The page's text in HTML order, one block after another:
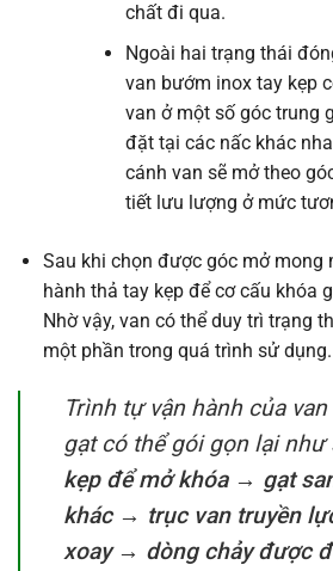
chất đi qua.
Ngoài hai trạng thái
van bướm inox tay kẹp
van ở một số góc trung
đặt tại các nấc khác
cánh van sẽ mở theo
tiết lưu lượng ở mức
Sau khi chọn được góc mở mong
hành thả tay kẹp để cơ cấu khóa
Nhờ vậy, van có thể duy trì trạng
một phần trong quá trình sử dụng.
Trình tự vận hành của
gạt có thể gói gọn lại như
kẹp để mở khóa → gạt
khác → trục van truyền
xoay → dòng chảy được